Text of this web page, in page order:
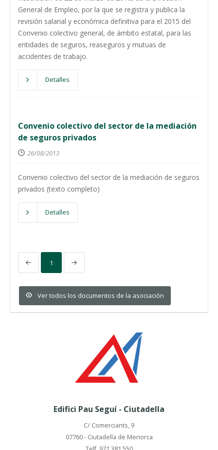
General de Empleo, por la que se registra y publica la
revisión salarial y económica definitiva para el 2015 del
Convenio colectivo general, de ámbito estatal, para las
entidades de seguros, reaseguros y mutuas de
accidentes de trabajo.
Detalles
Convenio colectivo del sector de la mediación
de seguros privados
26/08/2013
Convenio colectivo del sector de la mediación de seguros
privados (texto completo)
Detalles
1
Ver todos los documentos de la asociación
Edifici Pau Seguí - Ciutadella
C/ Comerciants, 9
07760 - Ciutadella de Menorca